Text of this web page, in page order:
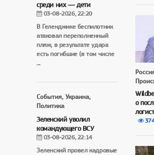
среди них — дети
03-08-2026, 22:20
В Геленджике беспилотник
атаковал переполненный
пляж, в результате удара
есть погибшие (в том числе
...
События, Украина,
Политика
Зеленский уволил
командующего ВСУ
03-08-2026, 22:14
Зеленский провел кадровые
о